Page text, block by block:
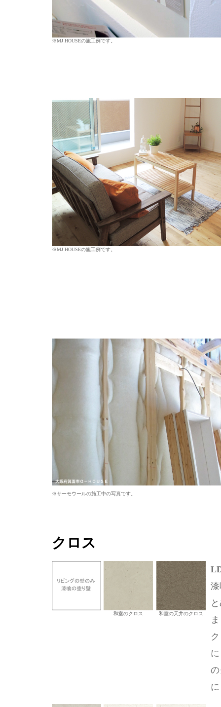
※MJ HOUSEの施工例です。
※MJ HOUSEの施工例です。
※サーモウールの施工中の写真です。
クロス
和室のクロス 和室の天井のクロス